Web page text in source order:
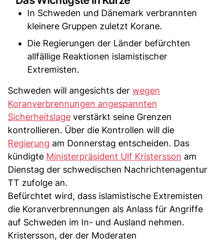
In Schweden und Dänemark verbrannten
kleinere Gruppen zuletzt Korane.
Die Regierungen der Länder befürchten
allfällige Reaktionen islamistischer
Extremisten.
Schweden will angesichts der wegen
Koranverbrennungen angespannten
Sicherheitslage verstärkt seine Grenzen
kontrollieren. Über die Kontrollen will die
Regierung am Donnerstag entscheiden. Das
kündigte Ministerpräsident Ulf Kristersson am
Dienstag der schwedischen Nachrichtenagentur
TT zufolge an.
Befürchtet wird, dass islamistische Extremisten
die Koranverbrennungen als Anlass für Angriffe
auf Schweden im In- und Ausland nehmen.
Kristersson, der der Moderaten